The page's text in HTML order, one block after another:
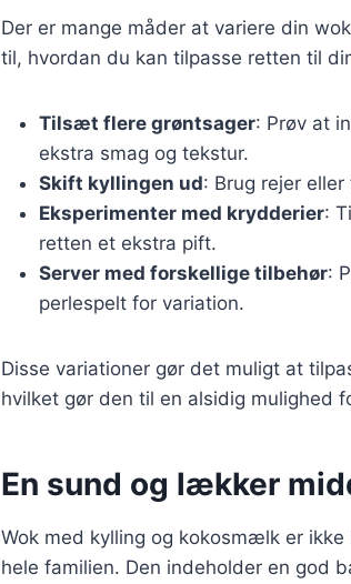
Der er mange måder at variere din
til, hvordan du kan tilpasse retten til
Tilsæt flere grøntsager: Prøv at
ekstra smag og tekstur.
Skift kyllingen ud: Brug rejer
Eksperimenter med krydderier:
retten et ekstra pift.
Server med forskellige tilbehør:
perlespelt for variation.
Disse variationer gør det muligt at
hvilket gør den til en alsidig mulighed
En sund og lækker
Wok med kylling og kokosmælk er
hele familien. Den indeholder en god